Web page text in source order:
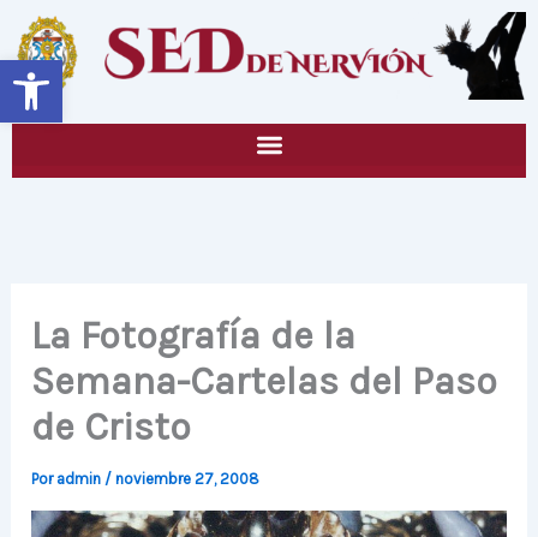
Abrir barra de herramientas
contenido
La Fotografía de la
Semana-Cartelas del Paso
de Cristo
Por admin /noviembre 27, 2008